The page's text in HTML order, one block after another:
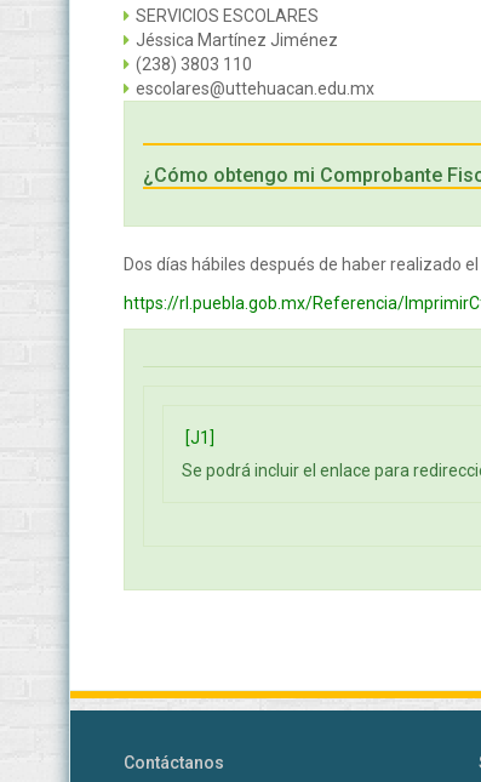
SERVICIOS ESCOLARES
Jéssica Martínez Jiménez
(238) 3803 110
escolares@uttehuacan.edu.mx
¿Cómo obtengo mi Comprobante
Dos días hábiles después de haber realizado
https://rl.puebla.gob.mx/Referencia/
[J1]
Se podrá incluir el enlace para
Contáctanos